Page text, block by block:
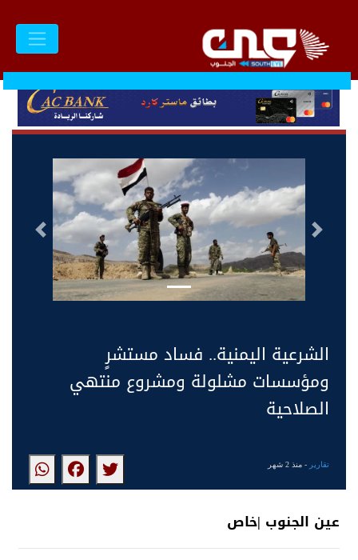
التالى السابق
الشرعية اليمنية.. فساد مستشرٍ
ومؤسسات مشلولة ومشروع منتهي
الصلاحية
تقارير - منذ 2 شهر
عين الجنوب |خاص